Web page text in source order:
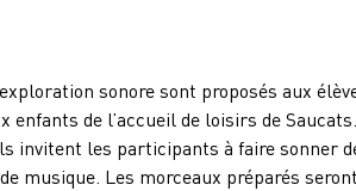
sonore sont proposés aux
enfants de l’accueil de loisirs de
invitent les participants à faire sonner
musique. Les morceaux préparés